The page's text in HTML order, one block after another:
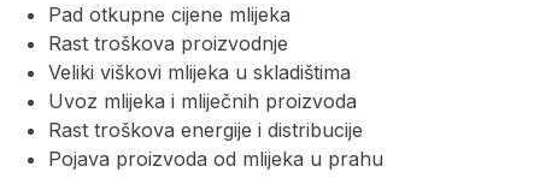
Pad otkupne cijene mlijeka
Rast troškova proizvodnje
Veliki viškovi mlijeka u skladištima
Uvoz mlijeka i mliječnih proizvoda
Rast troškova energije i distribucije
Pojava proizvoda od mlijeka u prahu